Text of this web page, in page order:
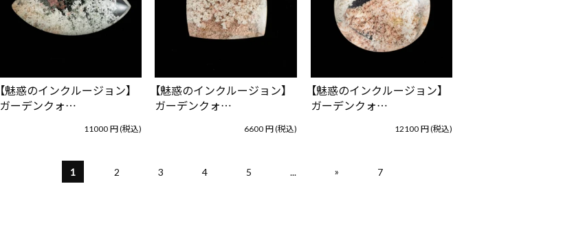
【魅惑のインクルージョン】
ガーデンクォ…
11000円(税込)
【魅惑のインクルージョン】
ガーデンクォ…
6600円(税込)
【魅惑のインクルージョン】
ガーデンクォ…
12100円(税込)
1 2 3 4 5 ... » 7